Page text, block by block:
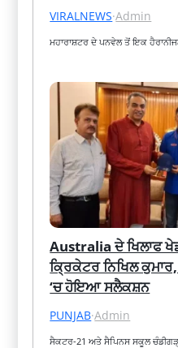
VIRALNEWS·Admin
ਮਹਾਰਾਸ਼ਟਰ ਦੇ ਪਨਵੇਲ ਤੋਂ ਇਕ
Australia ਦੇ ਖਿਲਾਫ
ਕ੍ਰਿਕੇਟਰ ਨਿਖਿਲ
‘ਚ ਹੋਇਆ ਸਲੈਕਸ਼ਨ
PUNJAB·Admin
ਸੈਕਟਰ-21 ਅਤੇ ਸੈਪਿਨਸ ਸਕੂਲ